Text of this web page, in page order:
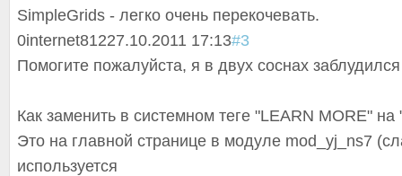
SimpleGrids - легко очень перекочевать.
0internet81227.10.2011 17:13#3
Помогите пожалуйста, я в двух соснах
Как заменить в системном теге "LEARN MORE"
Это на главной странице в модуле mod_yj_ns7
используется